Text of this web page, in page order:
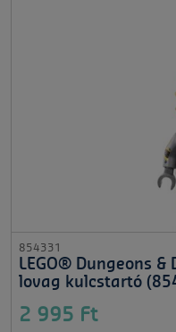
854331
LEGO® Dungeons
lovag kulcstartó
2 995 Ft